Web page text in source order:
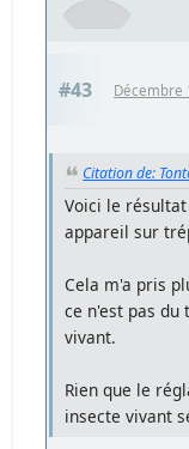
#43 Décembre
Citation de:
Voici le
appareil sur
Cela m'a pris
ce n'est pas du
vivant.
Rien que le
insecte vivant